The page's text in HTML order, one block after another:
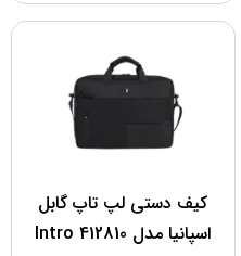
کیف دستی لپ تاپ گابل
اسپانیا مدل 412810 Intro